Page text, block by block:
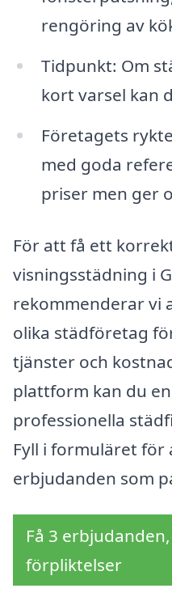
rengöring av
Tidpunkt: Om
kort varsel kan
Företagets
med goda
priser men ger
För att få ett
visningsstädning i
rekommenderar vi
olika städföretag
tjänster och
plattform kan du
professionella
Fyll i formuläret för
erbjudanden som
Få 3
förpliktelser